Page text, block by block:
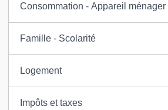
Consommation - Appareil ménager
Famille - Scolarité
Logement
Impôts et taxes